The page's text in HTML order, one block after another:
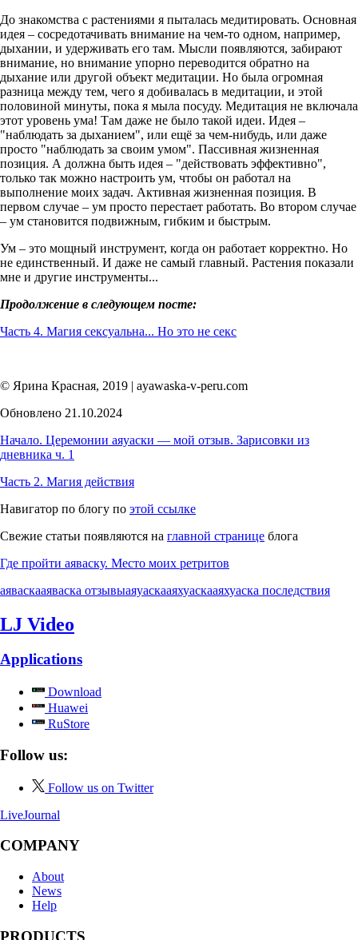
До знакомства с растениями я пыталась медитировать. Основная
идея – сосредотачивать внимание на чем-то одном, например,
дыхании, и удерживать его там. Мысли появляются, забирают
внимание, но внимание упорно переводится обратно на
дыхание или другой объект медитации. Но была огромная
разница между тем, чего я добивалась в медитации, и этой
половиной минуты, пока я мыла посуду. Медитация не включала
этот уровень ума! Там даже не было такой идеи. Идея –
"наблюдать за дыханием", или ещё за чем-нибудь, или даже
просто "наблюдать за своим умом". Пассивная жизненная
позиция. А должна быть идея – "действовать эффективно",
только так можно настроить ум, чтобы он работал на
выполнение моих задач. Активная жизненная позиция. В
первом случае – ум просто перестает работать. Во втором случае
– ум становится подвижным, гибким и быстрым.
Ум – это мощный инструмент, когда он работает корректно. Но
не единственный. И даже не самый главный. Растения показали
мне и другие инструменты...
Продолжение в следующем посте:
Часть 4. Магия сексуальна... Но это не секс
© Ярина Красная, 2019 | ayawaska-v-peru.com
Обновлено 21.10.2024
Начало. Церемонии аяуаски — мой отзыв. Зарисовки из
дневника ч. 1
Часть 2. Магия действия
Навигатор по блогу по этой ссылке
Свежие статьи появляются на главной странице блога
Где пройти аяваску. Место моих ретритов
аяваскааяваска отзывыаяуаскааяхуаскааяхуаска последствия
LJ Video
Applications
Download
Huawei
RuStore
Follow us:
Follow us on Twitter
LiveJournal
COMPANY
About
News
Help
PRODUCTS